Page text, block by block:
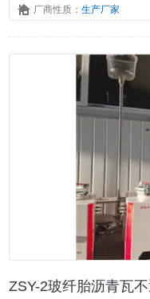
厂商性质：生产厂家
ZSY-2玻纤胎沥青瓦